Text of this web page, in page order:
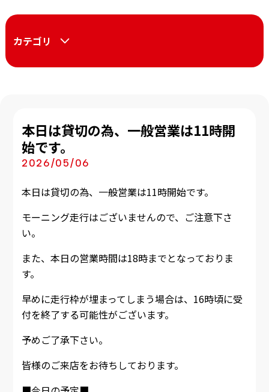
カテゴリ
本日は貸切の為、一般営業は11時開
始です。
2026/05/06
本日は貸切の為、一般営業は11時開始です。
モーニング走行はございませんので、ご注意下さ
い。
また、本日の営業時間は18時までとなっておりま
す。
早めに走行枠が埋まってしまう場合は、16時頃に受
付を終了する可能性がございます。
予めご了承下さい。
皆様のご来店をお待ちしております。